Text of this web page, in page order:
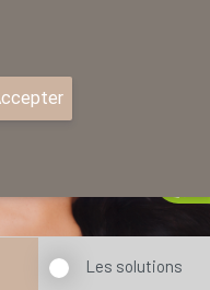
Les solutions